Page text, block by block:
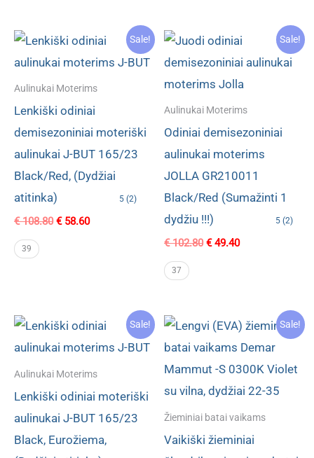
Sale!
Aulinukai Moterims
Lenkiški odiniai
demisezoniniai moteriški
aulinukai J-BUT 165/23
Black/Red, (Dydžiai
atitinka)
5 (2)
€108.80 Original
€58.60Current
39
Sale!
Aulinukai Moterims
Odiniai demisezoniniai
aulinukai moterims
JOLLA GR210011
Black/Red (Sumažinti 1
dydžiu !!!)
5 (2)
€102.80 Original
€49.40Current
37
Sale!
Aulinukai Moterims
Lenkiški odiniai moteriški
aulinukai J-BUT 165/23
Black, Eurožiema,
Sale!
Žieminiai batai vaikams
Vaikiški žieminiai